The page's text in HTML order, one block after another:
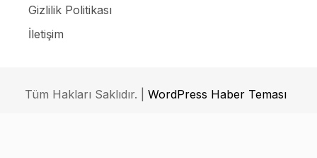
Gizlilik Politikası
İletişim
Tüm Hakları Saklıdır. | WordPress Haber Teması